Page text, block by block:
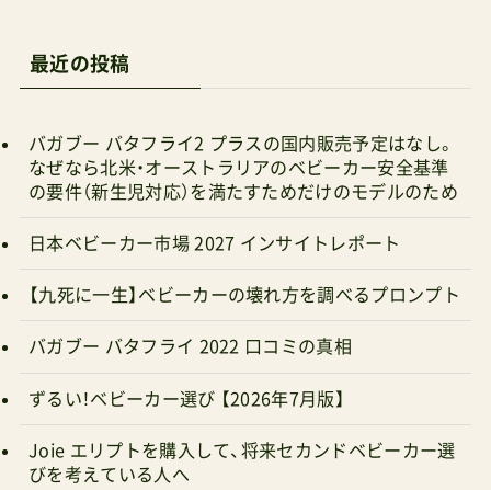
最近の投稿
バガブー バタフライ2 プラスの国内販売予定はなし。
なぜなら北米・オーストラリアのベビーカー安全基準
の要件（新生児対応）を満たすためだけのモデルのため
日本ベビーカー市場 2027 インサイトレポート
【九死に一生】ベビーカーの壊れ方を調べるプロンプト
バガブー バタフライ 2022 口コミの真相
ずるい！ベビーカー選び 【2026年7月版】
Joie エリプトを購入して、将来セカンドベビーカー選
びを考えている人へ